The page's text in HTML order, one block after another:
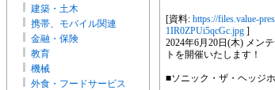
建築・土木
携帯、モバイル関連
金融・保険
教育
機械
外食・フードサービス
[資料: https://files.value-
1IR0ZPUi5qcGc.jpg ]
2024年6月20日(木) メン
トを開催いたします！
■ソニック・ザ・ヘッジ